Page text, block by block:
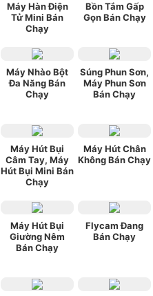
Máy Hàn Điện
Tử Mini Bán
Chạy
Bồn Tắm Gấp
Gọn Bán Chạy
Máy Nhào Bột
Đa Năng Bán
Chạy
Súng Phun Sơn,
Máy Phun Sơn
Bán Chạy
Máy Hút Bụi
Câm Tay, Máy
Hút Bụi Mini Bán
Chạy
Máy Hút Chân
Không Bán Chạy
Máy Hút Bụi
Giường Nêm
Bán Chạy
Flycam Đang
Bán Chạy